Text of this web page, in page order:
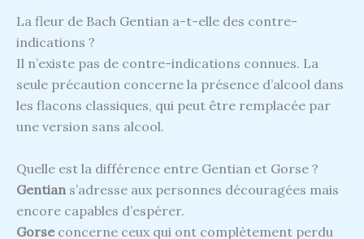
La fleur de Bach Gentian a-t-elle des contre-
indications ?
Il n’existe pas de contre-indications connues. La
seule précaution concerne la présence d’alcool dans
les flacons classiques, qui peut être remplacée par
une version sans alcool.
Quelle est la différence entre Gentian et Gorse ?
Gentian s’adresse aux personnes découragées mais
encore capables d’espérer.
Gorseconcerne ceux qui ont complètement perdu